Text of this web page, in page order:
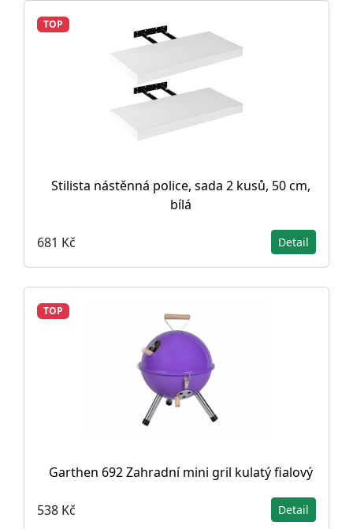
TOP
Stilista nástěnná police, sada 2 kusů, 50 cm,
bílá
681 Kč Detail
TOP
Garthen 692 Zahradní mini gril kulatý fialový
538 Kč Detail